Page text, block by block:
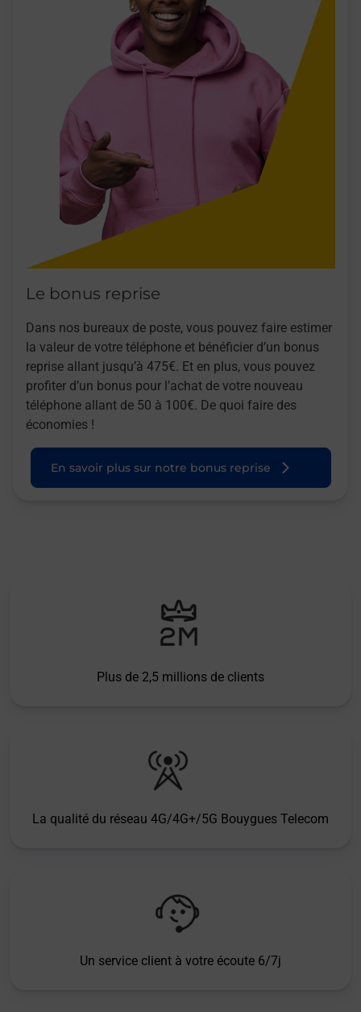
Le bonus reprise
Dans nos bureaux de poste, vous pouvez faire estimer
la valeur de votre téléphone et bénéficier d’un bonus
reprise allant jusqu’à 475€. Et en plus, vous pouvez
profiter d’un bonus pour l’achat de votre nouveau
téléphone allant de 50 à 100€. De quoi faire des
économies !
En savoir plus sur notre bonus reprise
Plus de 2,5 millions de clients
La qualité du réseau 4G/4G+/5G Bouygues Telecom
Un service client à votre écoute 6/7j